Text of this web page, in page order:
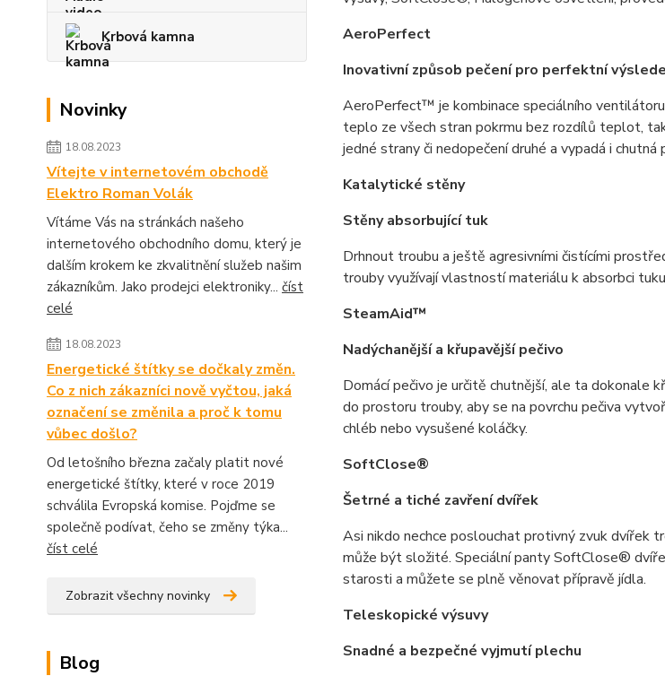
Krbová kamna
Novinky
18.08.2023
Vítejte v internetovém obchodě
Elektro Roman Volák
Vítáme Vás na stránkách našeho
internetového obchodního domu, který je
dalším krokem ke zkvalitnění služeb našim
zákazníkům. Jako prodejci elektroniky... číst
celé
18.08.2023
Energetické štítky se dočkaly změn.
Co z nich zákazníci nově vyčtou, jaká
označení se změnila a proč k tomu
vůbec došlo?
Od letošního března začaly platit nové
energetické štítky, které v roce 2019
schválila Evropská komise. Pojďme se
společně podívat, čeho se změny týka...
číst celé
Zobrazit všechny novinky
Blog
AeroPerfect
Inovativní způsob pečení pro perfektní
AeroPerfect™ je kombinace speciálního
teplo ze všech stran pokrmu bez rozdílů teplot,
jedné strany či nedopečení druhé a vypadá i
Katalytické stěny
Stěny absorbující tuk
Drhnout troubu a ještě agresivními čistícími
trouby využívají vlastností materiálu k absorbci
SteamAid™
Nadýchanější a křupavější pečivo
Domácí pečivo je určitě chutnější, ale ta dokonale
do prostoru trouby, aby se na povrchu pečiva
chléb nebo vysušené koláčky.
SoftClose®
Šetrné a tiché zavření dvířek
Asi nikdo nechce poslouchat protivný zvuk dvířek
může být složité. Speciální panty SoftClose®
starosti a můžete se plně věnovat přípravě jídla.
Teleskopické výsuvy
Snadné a bezpečné vyjmutí plechu